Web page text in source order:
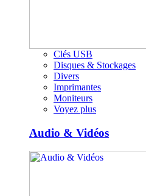
Clés USB
Disques & Stockages
Divers
Imprimantes
Moniteurs
Voyez plus
Audio & Vidéos